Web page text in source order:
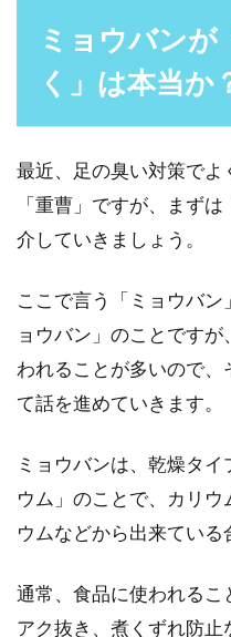
男性が
が「加
ますが、
美容
の？
ここ数
美容グ
外見
最近で
ション
ミョウバンが
く」は本当か
最近、足の臭い対策でよ
「重曹」ですが、まず
介していきましょう。
ここで言う「ミョウバン
ョウバン」のことです
われることが多いので
て話を進めていきます。
ミョウバンは、乾燥タ
ウム」のことで、カリ
ウムなどから出来ている
通常、食品に使われる
アク抜き、煮くずれ防止